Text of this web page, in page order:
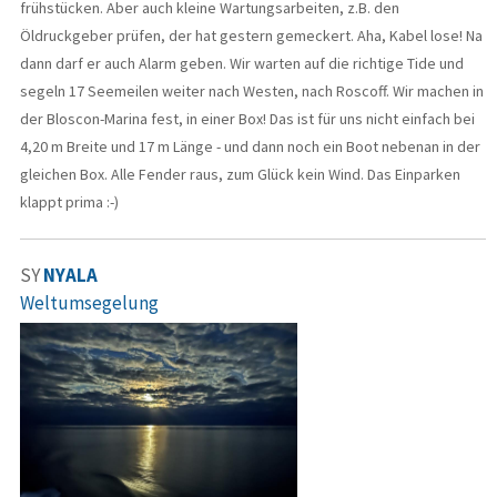
frühstücken. Aber auch kleine Wartungsarbeiten, z.B. den
Öldruckgeber prüfen, der hat gestern gemeckert. Aha, Kabel lose! Na
dann darf er auch Alarm geben. Wir warten auf die richtige Tide und
segeln 17 Seemeilen weiter nach Westen, nach Roscoff. Wir machen in
der Bloscon-Marina fest, in einer Box! Das ist für uns nicht einfach bei
4,20 m Breite und 17 m Länge - und dann noch ein Boot nebenan in der
gleichen Box. Alle Fender raus, zum Glück kein Wind. Das Einparken
klappt prima :-)
SYNYALA
Weltumsegelung